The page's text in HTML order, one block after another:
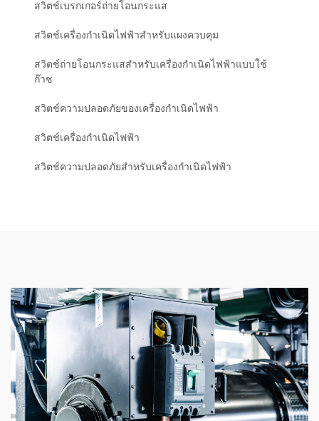
สวิตช์เบรกเกอร์ถ่ายโอนกระแส
สวิตช์เครื่องกำเนิดไฟฟ้าสำหรับแผงควบคุม
สวิตช์ถ่ายโอนกระแสสำหรับเครื่องกำเนิดไฟฟ้าแบบใช้
ก๊าซ
สวิตช์ความปลอดภัยของเครื่องกำเนิดไฟฟ้า
สวิตช์เครื่องกำเนิดไฟฟ้า
สวิตช์ความปลอดภัยสำหรับเครื่องกำเนิดไฟฟ้า